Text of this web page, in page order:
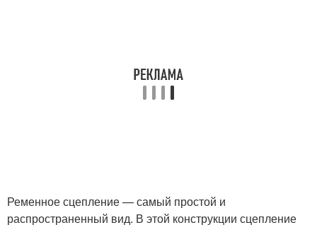
Ременное сцепление — самый простой и
распространенный вид. В этой конструкции сцепление